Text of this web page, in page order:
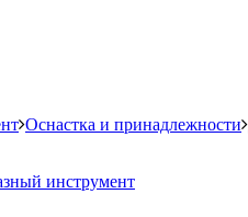
Оснастка и принадлежности
инструмент